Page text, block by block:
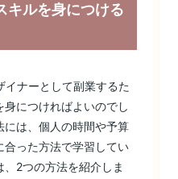
キルを身につける
イナーとして副業するた
につければよいのでし
には、個人の時間や予算
合った方法で学習してい
2つの方法を紹介しま